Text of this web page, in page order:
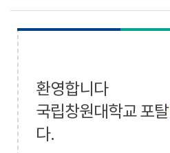
환영합니다
국립창원대학교 포탈
다.